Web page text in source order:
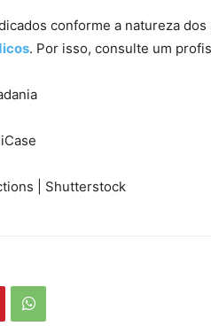
conforme a natureza
. Por isso, consulte um
| Shutterstock